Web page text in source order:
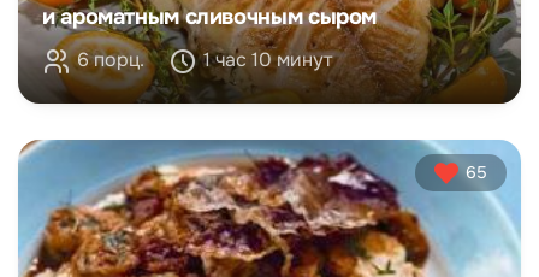
и ароматным сливочным сыром
6 порц. 1 час 10 минут
65